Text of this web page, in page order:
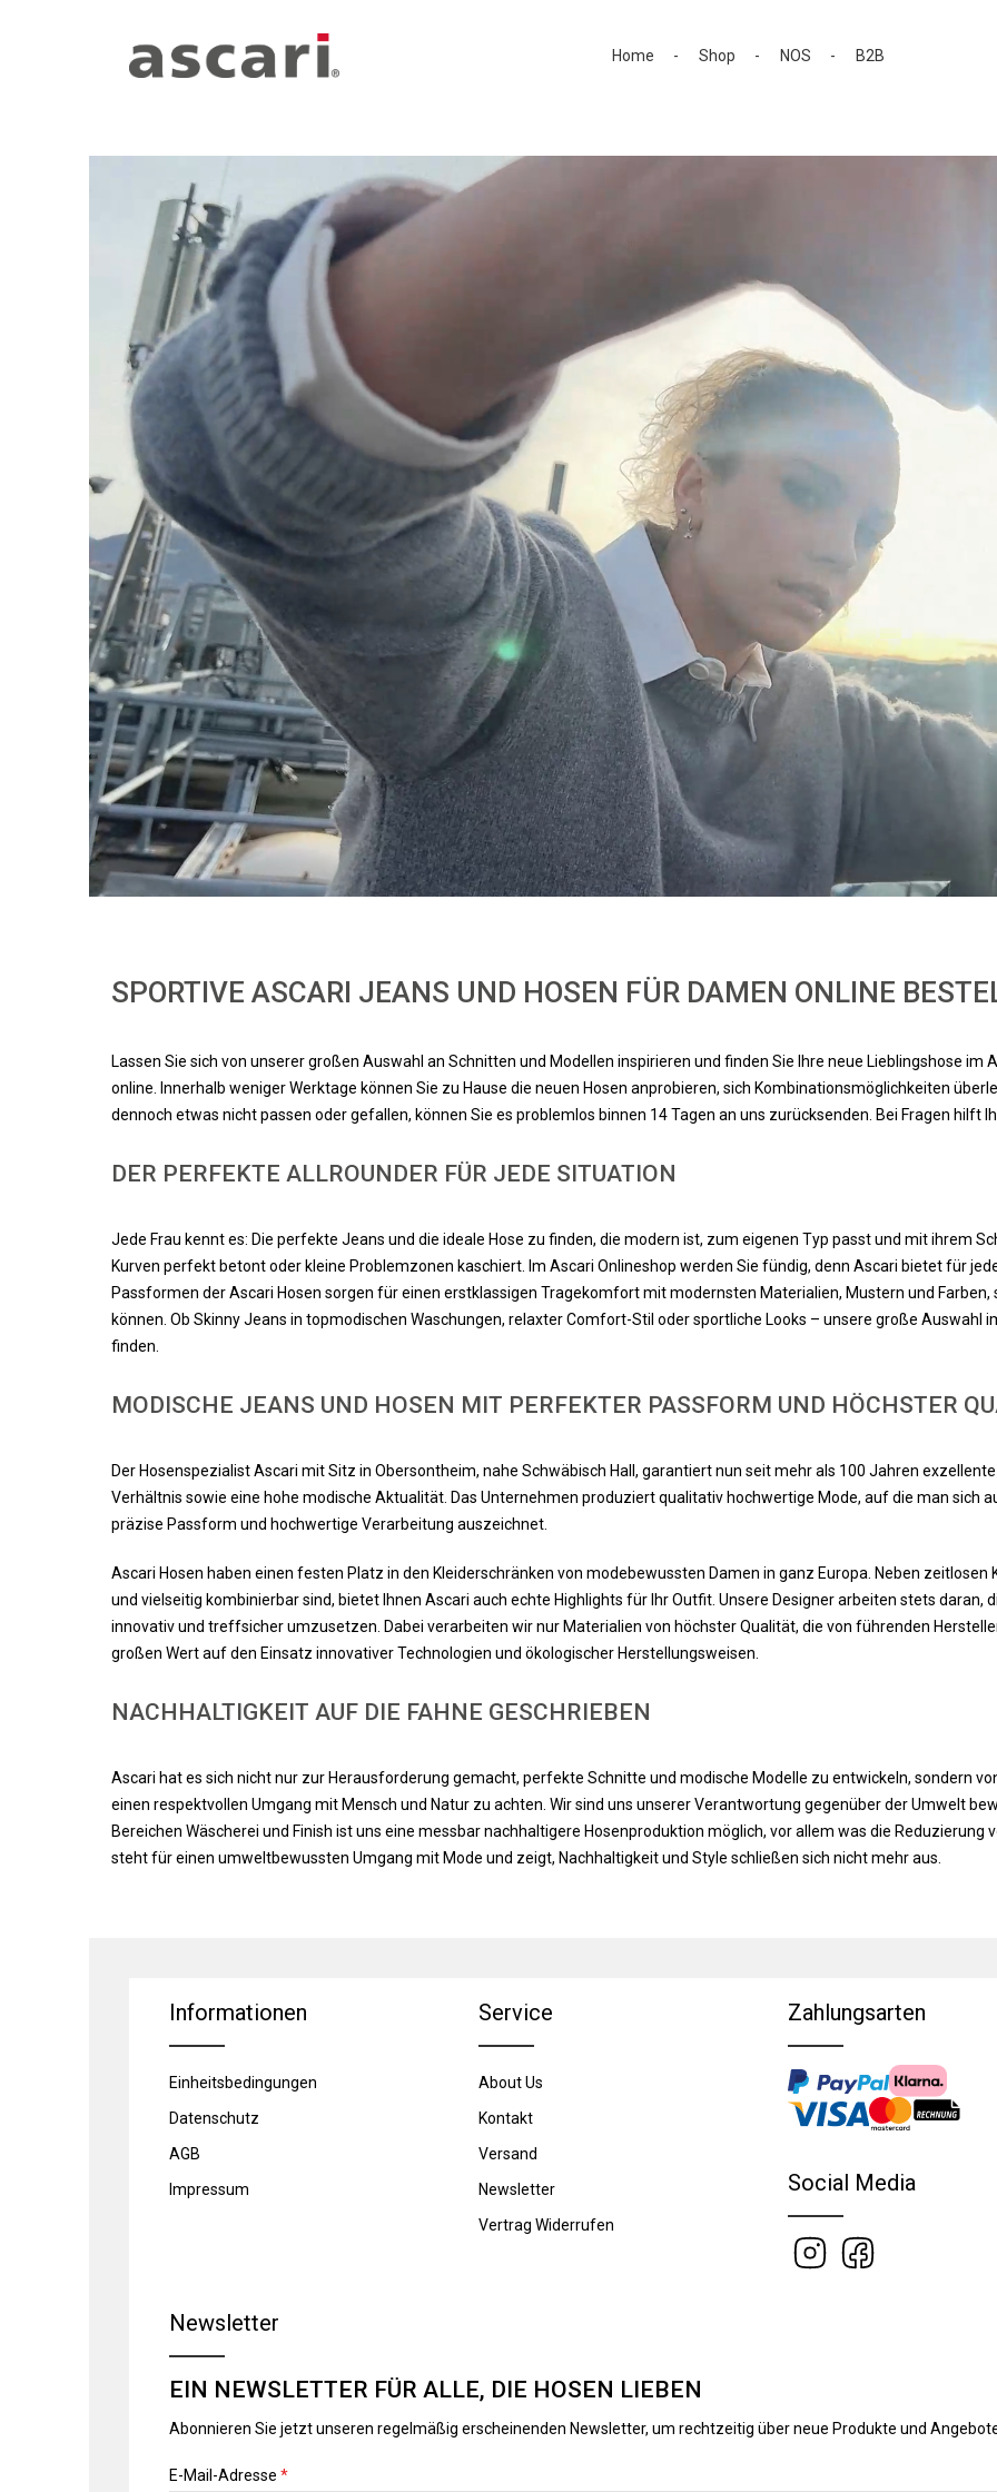
Home
Shop NOS B2B
SPORTIVE ASCARI JEANS UND HOSEN FÜR DAMEN ONLINE
Lassen Sie sich von unserer großen Auswahl an Schnitten und Modellen inspirieren und finden Sie Ihre neue Lieblingshose im
online. Innerhalb weniger Werktage können Sie zu Hause die neuen Hosen anprobieren, sich Kombinationsmöglichkeiten
dennoch etwas nicht passen oder gefallen, können Sie es problemlos binnen 14 Tagen an uns zurücksenden. Bei Fragen hilft
DER PERFEKTE ALLROUNDER FÜR JEDE SITUATION
Jede Frau kennt es: Die perfekte Jeans und die ideale Hose zu finden, die modern ist, zum eigenen Typ passt und mit ihrem
Kurven perfekt betont oder kleine Problemzonen kaschiert. Im Ascari Onlineshop werden Sie fündig, denn Ascari bietet für
Passformen der Ascari Hosen sorgen für einen erstklassigen Tragekomfort mit modernsten Materialien, Mustern und
können. Ob Skinny Jeans in topmodischen Waschungen, relaxter Comfort-Stil oder sportliche Looks – unsere große Auswahl
finden.
MODISCHE JEANS UND HOSEN MIT PERFEKTER PASSFORM UND HÖCHSTER
Der Hosenspezialist Ascari mit Sitz in Obersontheim, nahe Schwäbisch Hall, garantiert nun seit mehr als 100 Jahren
Verhältnis sowie eine hohe modische Aktualität. Das Unternehmen produziert qualitativ hochwertige Mode, auf die man sich
präzise Passform und hochwertige Verarbeitung auszeichnet.
Ascari Hosen haben einen festen Platz in den Kleiderschränken von modebewussten Damen in ganz Europa. Neben
und vielseitig kombinierbar sind, bietet Ihnen Ascari auch echte Highlights für Ihr Outfit. Unsere Designer arbeiten stets daran,
innovativ und treffsicher umzusetzen. Dabei verarbeiten wir nur Materialien von höchster Qualität, die von führenden
großen Wert auf den Einsatz innovativer Technologien und ökologischer Herstellungsweisen.
NACHHALTIGKEIT AUF DIE FAHNE GESCHRIEBEN
Ascari hat es sich nicht nur zur Herausforderung gemacht, perfekte Schnitte und modische Modelle zu entwickeln, sondern
einen respektvollen Umgang mit Mensch und Natur zu achten. Wir sind uns unserer Verantwortung gegenüber der Umwelt
Bereichen Wäscherei und Finish ist uns eine messbar nachhaltigere Hosenproduktion möglich, vor allem was die Reduzierung
steht für einen umweltbewussten Umgang mit Mode und zeigt, Nachhaltigkeit und Style schließen sich nicht mehr aus.
Informationen
Einheitsbedingungen
Datenschutz
AGB
Impressum
Service
About Us
Kontakt
Versand
Newsletter
Vertrag Widerrufen
Zahlungsarten
Social Media
Newsletter
EIN NEWSLETTER FÜR ALLE, DIE HOSEN LIEBEN
Abonnieren Sie jetzt unseren regelmäßig erscheinenden Newsletter, um rechtzeitig über neue Produkte und
E-Mail-Adresse *